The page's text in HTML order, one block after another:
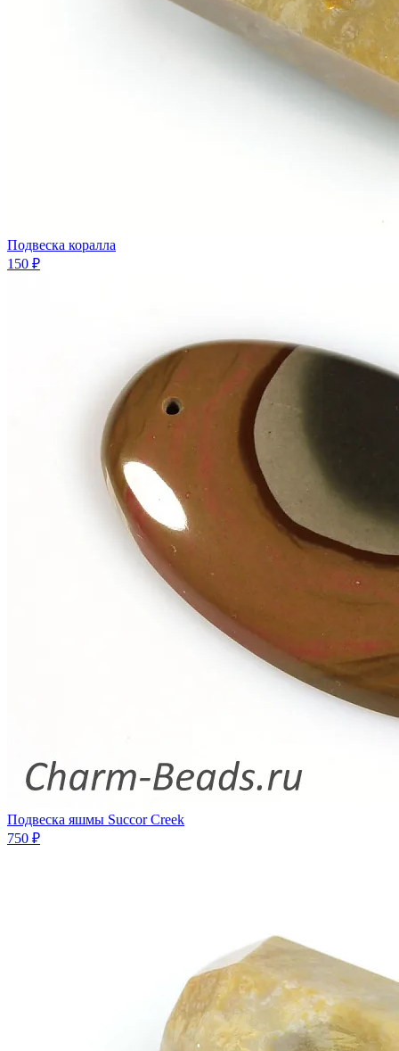
Подвеска коралла
150 ₽
Подвеска яшмы Succor Creek
750 ₽